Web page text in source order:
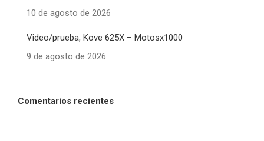
10 de agosto de 2026
Video/prueba, Kove 625X – Motosx1000
9 de agosto de 2026
Comentarios recientes